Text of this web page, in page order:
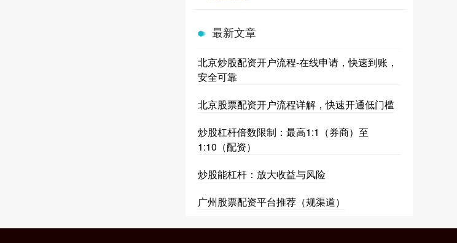
最新文章
北京炒股配资开户流程-在线申请，快速到账，
安全可靠
北京股票配资开户流程详解，快速开通低门槛
炒股杠杆倍数限制：最高1:1（券商）至
1:10（配资）
炒股能杠杆：放大收益与风险
广州股票配资平台推荐（规渠道）